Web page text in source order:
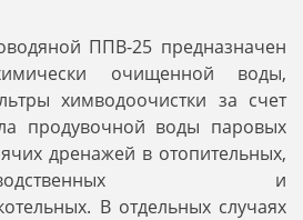
ППВ-25 предназначен
очищенной воды,
химводоочистки за счет
продувочной воды паровых
дренажей в отопительных,
и
В отдельных случаях